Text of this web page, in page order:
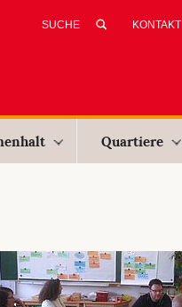
KONTAKT
Quartiere